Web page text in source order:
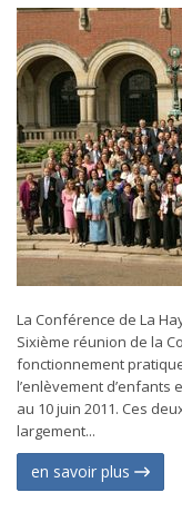
La Conférence de La
Sixième réunion de la
fonctionnement
l’enlèvement
au 10 juin 2011. Ces
largement...
en savoir plus